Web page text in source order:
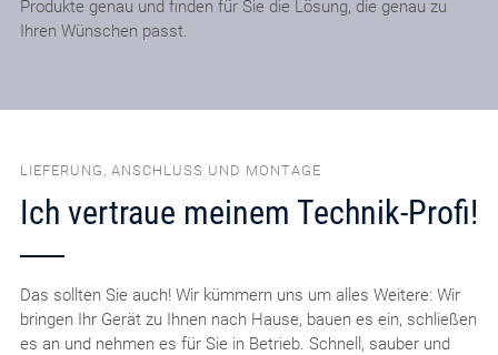
Produkte genau und finden für Sie die Lösung, die genau zu
Ihren Wünschen passt.
LIEFERUNG, ANSCHLUSS UND MONTAGE
Ich vertraue meinem Technik-Profi!
Das sollten Sie auch! Wir kümmern uns um alles Weitere: Wir
bringen Ihr Gerät zu Ihnen nach Hause, bauen es ein, schließen
es an und nehmen es für Sie in Betrieb. Schnell, sauber und